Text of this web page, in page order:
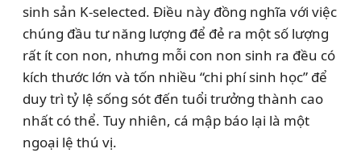
sinh sản K-selected. Điều này đồng nghĩa với việc
chúng đầu tư năng lượng để đẻ ra một số lượng
rất ít con non, nhưng mỗi con non sinh ra đều có
kích thước lớn và tốn nhiều “chi phí sinh học” để
duy trì tỷ lệ sống sót đến tuổi trưởng thành cao
nhất có thể. Tuy nhiên, cá mập báo lại là một
ngoại lệ thú vị.